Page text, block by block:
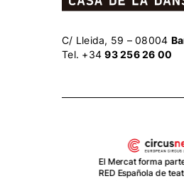
C/ Lleida, 59 – 08004
Tel. +3493 256 26 00
El Mercat forma
RED Española de